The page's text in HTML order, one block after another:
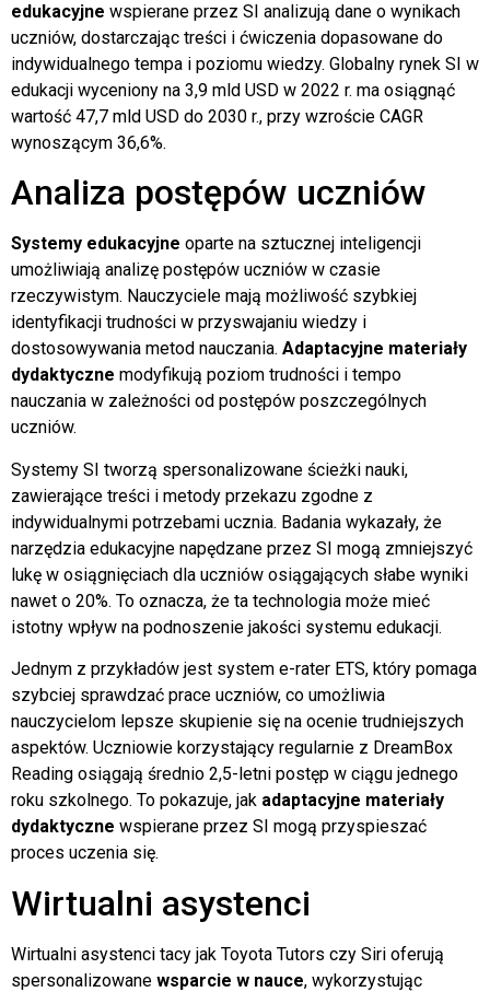
edukacyjne wspierane przez SI analizują dane o wynikach
uczniów, dostarczając treści i ćwiczenia dopasowane do
indywidualnego tempa i poziomu wiedzy. Globalny rynek SI w
edukacji wyceniony na 3,9 mld USD w 2022 r. ma osiągnąć
wartość 47,7 mld USD do 2030 r., przy wzroście CAGR
wynoszącym 36,6%.
Analiza postępów uczniów
Systemy edukacyjne oparte na sztucznej inteligencji
umożliwiają analizę postępów uczniów w czasie
rzeczywistym. Nauczyciele mają możliwość szybkiej
identyfikacji trudności w przyswajaniu wiedzy i
dostosowywania metod nauczania. Adaptacyjne materiały
dydaktyczne modyfikują poziom trudności i tempo
nauczania w zależności od postępów poszczególnych
uczniów.
Systemy SI tworzą spersonalizowane ścieżki nauki,
zawierające treści i metody przekazu zgodne z
indywidualnymi potrzebami ucznia. Badania wykazały, że
narzędzia edukacyjne napędzane przez SI mogą zmniejszyć
lukę w osiągnięciach dla uczniów osiągających słabe wyniki
nawet o 20%. To oznacza, że ta technologia może mieć
istotny wpływ na podnoszenie jakości systemu edukacji.
Jednym z przykładów jest system e-rater ETS, który pomaga
szybciej sprawdzać prace uczniów, co umożliwia
nauczycielom lepsze skupienie się na ocenie trudniejszych
aspektów. Uczniowie korzystający regularnie z DreamBox
Reading osiągają średnio 2,5-letni postęp w ciągu jednego
roku szkolnego. To pokazuje, jak adaptacyjne materiały
dydaktyczne wspierane przez SI mogą przyspieszać
proces uczenia się.
Wirtualni asystenci
Wirtualni asystenci tacy jak Toyota Tutors czy Siri oferują
spersonalizowane wsparcie w nauce, wykorzystując